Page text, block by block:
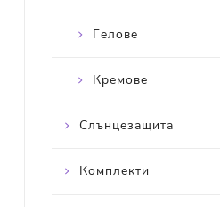
Гелове
Кремове
Слънцезащита
Комплекти